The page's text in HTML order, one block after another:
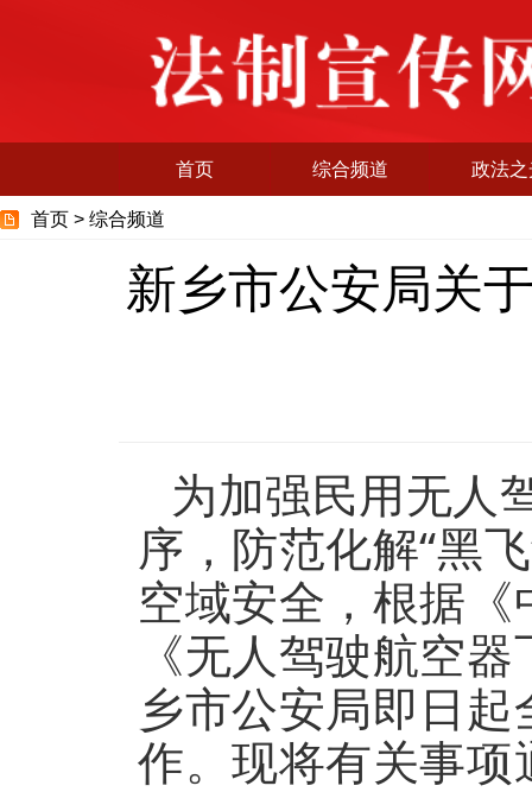
首页 综合频道 政法之
首页 > 综合频道
新乡市公安局关
为加强民用无人
序，防范化解“黑
空域安全，根据
《无人驾驶航空
乡市公安局即日
作。现将有关事